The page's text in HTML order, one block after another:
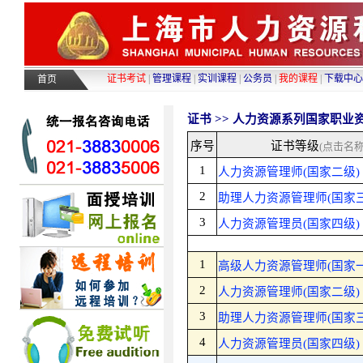
首页 证书考试 管理课程 实训课程 公务员 我的课程 下载中心
证书 >> 人力资源系列 国家职业
序号 证书等级(点击名
1
人力资源管理师(国家二级)
2
助理人力资源管理师(国家
3
人力资源管理员(国家四级)
1
高级人力资源管理师(国家
2
人力资源管理师(国家二级)
3
助理人力资源管理师(国家
4
人力资源管理员(国家四级)